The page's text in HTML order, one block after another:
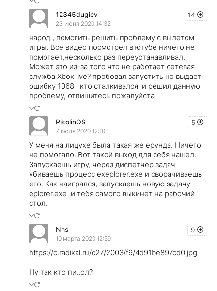
14
12345dugiev
23 июня 2020 14:32
народ , помогить решить проблему с вылетом
игры. Все видео посмотрел в ютубе ничего не
помогает,несколько раз переустанавливал.
Может это из-за того что не работает сетевая
служба Xbox live? пробовал запустить но выдает
ошибку 1068 , кто сталкивался и решил данную
проблему, отпишитесь пожалуйста
5
PikolinOS
7 июля 2020 12:10
У меня на лицухе была такая же ерунда. Ничего
не помогало. Вот такой выход для себя нашел.
Запускаешь игру, через диспетчер задач
убиваешь процесс exeplorer.exe и сворачиваешь
его. Как наигрался, запускаешь новую задачу
eplorer.exe и тебя самого выкинет на рабочий
стол.
9
Nhs
10 марта 2020 12:59
https://c.radikal.ru/c27/2003/f9/4d91be897cd0.jpg
Ну так кто пи..ол?